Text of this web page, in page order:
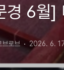
경 6월]
브로브 2026. 6.